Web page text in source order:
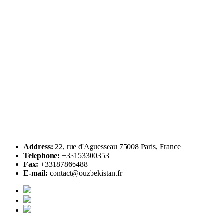
Address: 22, rue d'Aguesseau 75008 Paris, France
Telephone: +33153300353
Fax: +33187866488
E-mail: contact@ouzbekistan.fr